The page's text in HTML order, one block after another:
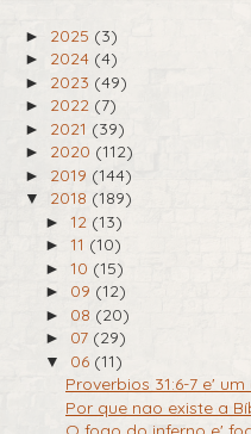
► 2025 (3)
► 2024 (4)
► 2023 (49)
► 2022 (7)
► 2021 (39)
► 2020 (112)
► 2019 (144)
▼ 2018 (189)
► 12 (13)
► 11 (10)
► 10 (15)
► 09 (12)
► 08 (20)
► 07 (29)
▼ 06 (11)
Proverbios 31:6-7 e'
Por que nao existe a